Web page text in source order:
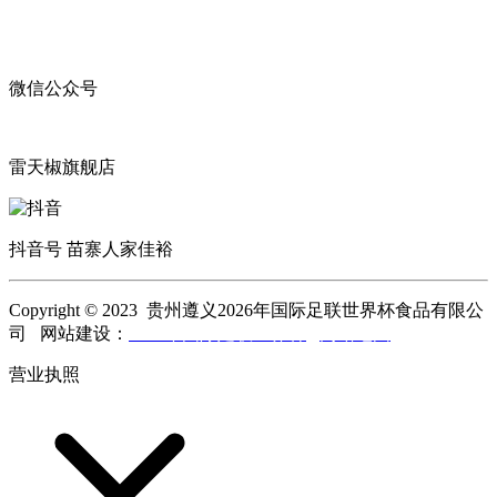
微信公众号
雷天椒旗舰店
抖音号 苗寨人家佳裕
Copyright © 2023 贵州遵义2026年国际足联世界杯食品有限公
司 网站建设：
营业执照